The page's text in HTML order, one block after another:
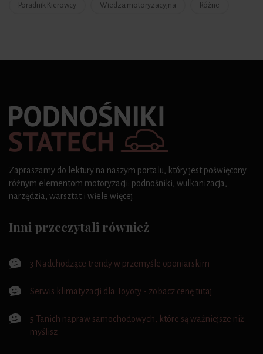
Poradnik Kierowcy Wiedza motoryzacyjna Różne
Zapraszamy do lektury na naszym portalu, który jest poświęcony
różnym elementom motoryzacji: podnośniki, wulkanizacja,
narzędzia, warsztat i wiele więcej.
Inni przeczytali również
3 Nadchodzące trendy w przemyśle oponiarskim
Serwis klimatyzacji dla Toyoty - zobacz cenę tutaj
5 Tanich napraw samochodowych, które są ważniejsze niż
myślisz